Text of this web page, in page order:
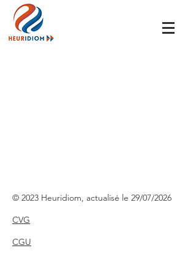
© 2023 Heuridiom, actualisé le 29/07/2026
CVG
CGU